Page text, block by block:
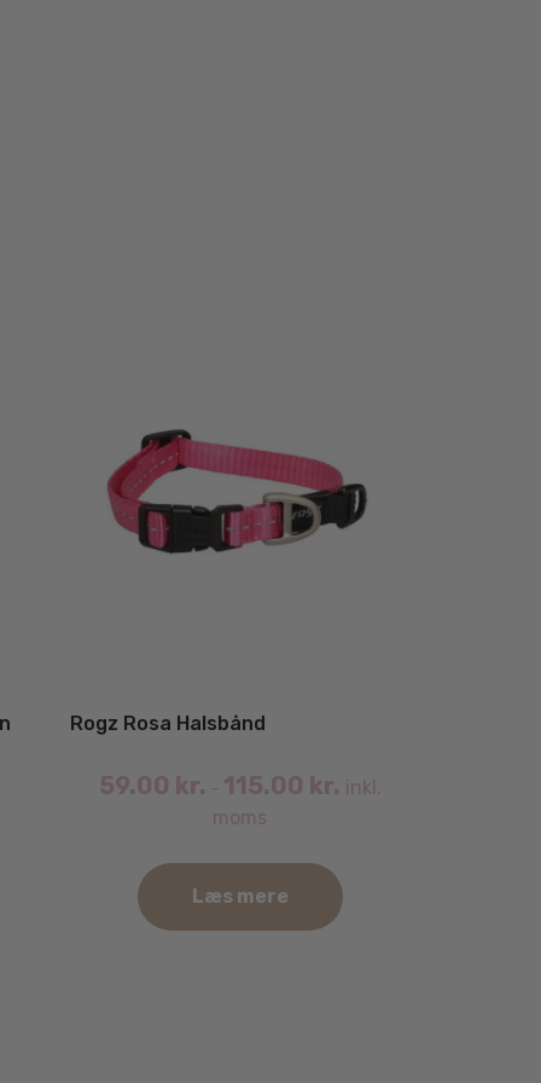
Rogz Rosa Halsbånd
59.00 kr. – 115.00 kr. inkl.
moms
Læs mere